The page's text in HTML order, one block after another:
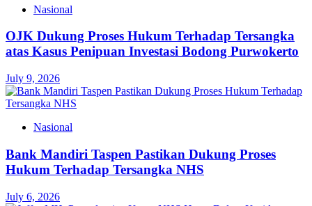
Nasional
OJK Dukung Proses Hukum Terhadap Tersangka
atas Kasus Penipuan Investasi Bodong Purwokerto
July 9, 2026
Nasional
Bank Mandiri Taspen Pastikan Dukung Proses
Hukum Terhadap Tersangka NHS
July 6, 2026